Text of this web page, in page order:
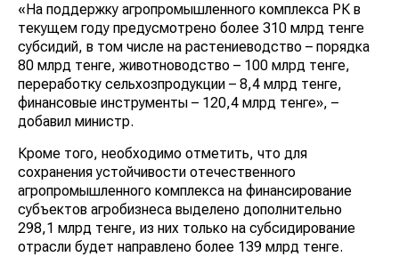
«На поддержку агропромышленного комплекса РК в
текущем году предусмотрено более 310 млрд тенге
субсидий, в том числе на растениеводство – порядка
80 млрд тенге, животноводство – 100 млрд тенге,
переработку сельхозпродукции – 8,4 млрд тенге,
финансовые инструменты – 120,4 млрд тенге», –
добавил министр.
Кроме того, необходимо отметить, что для
сохранения устойчивости отечественного
агропромышленного комплекса на финансирование
субъектов агробизнеса выделено дополнительно
298,1 млрд тенге, из них только на субсидирование
отрасли будет направлено более 139 млрд тенге.